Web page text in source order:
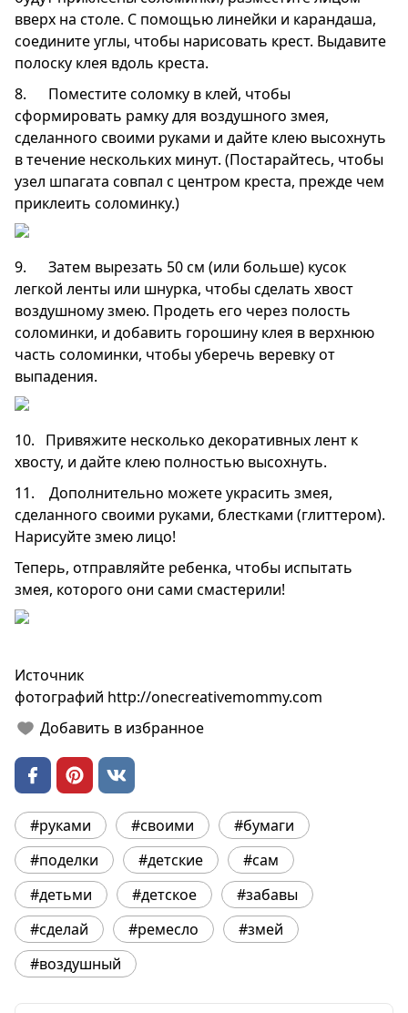
вверх на столе. С помощью линейки и карандаша,
соедините углы, чтобы нарисовать крест. Выдавите
полоску клея вдоль креста.
8. Поместите соломку в клей, чтобы
сформировать рамку для воздушного змея,
сделанного своими руками и дайте клею высохнуть
в течение нескольких минут. (Постарайтесь, чтобы
узел шпагата совпал с центром креста, прежде чем
приклеить соломинку.)
9. Затем вырезать 50 см (или больше) кусок
легкой ленты или шнурка, чтобы сделать хвост
воздушному змею. Продеть его через полость
соломинки, и добавить горошину клея в верхнюю
часть соломинки, чтобы уберечь веревку от
выпадения.
10. Привяжите несколько декоративных лент к
хвосту, и дайте клею полностью высохнуть.
11. Дополнительно можете украсить змея,
сделанного своими руками, блестками (глиттером).
Нарисуйте змею лицо!
Теперь, отправляйте ребенка, чтобы испытать
змея, которого они сами смастерили!
Источник
фотографий http://onecreativemommy.com
Добавить в избранное
#руками #своими
#бумаги
#поделки
#детские
#сам
#детьми
#детское
#забавы
#сделай
#ремесло
#змей
#воздушный